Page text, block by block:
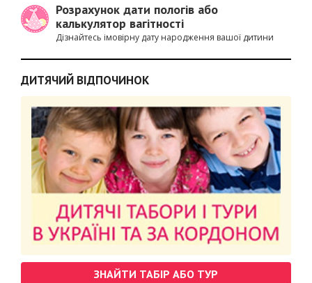
Розрахунок дати пологів або
калькулятор вагітності
Дізнайтесь імовірну дату народження вашої дитини
ДИТЯЧИЙ ВІДПОЧИНОК
ЗНАЙТИ ТАБІР АБО ТУР